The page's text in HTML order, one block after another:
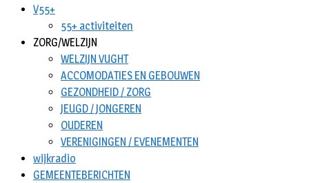
V55+
55+ activiteiten
ZORG/WELZIJN
WELZIJN VUGHT
ACCOMODATIES EN GEBOUWEN
GEZONDHEID / ZORG
JEUGD / JONGEREN
OUDEREN
VERENIGINGEN / EVENEMENTEN
wijkradio
GEMEENTEBERICHTEN